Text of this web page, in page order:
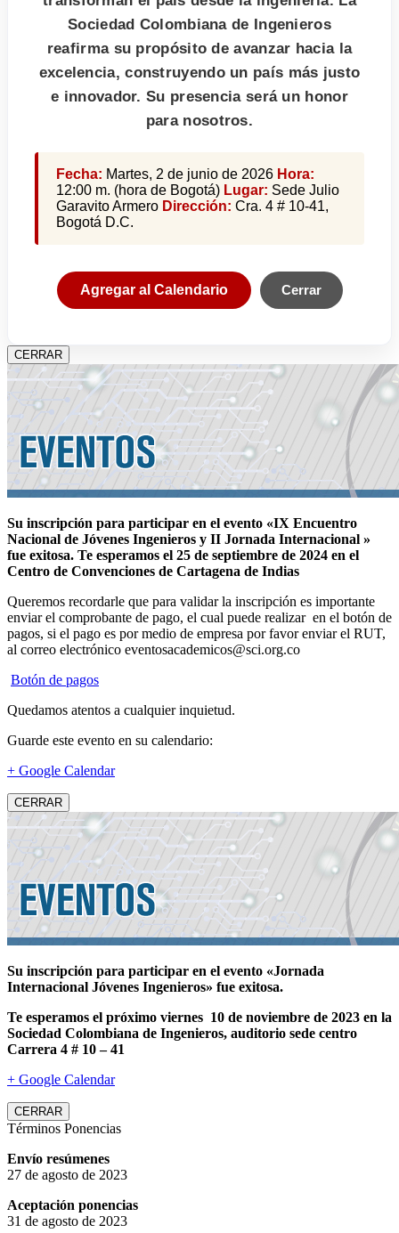
Sociedad Colombiana de Ingenieros
reafirma su propósito de avanzar hacia la
excelencia, construyendo un país más justo
e innovador. Su presencia será un honor
para nosotros.
Fecha: Martes, 2 de junio de 2026 Hora:
12:00 m. (hora de Bogotá) Lugar: Sede Julio
Garavito Armero Dirección: Cra. 4 # 10-41,
Bogotá D.C.
Agregar al Calendario Cerrar
CERRAR
Su inscripción para participar en el evento «IX Encuentro
Nacional de Jóvenes Ingenieros y II Jornada Internacional »
fue exitosa. Te esperamos el 25 de septiembre de 2024 en el
Centro de Convenciones de Cartagena de Indias
Queremos recordarle que para validar la inscripción es importante
enviar el comprobante de pago, el cual puede realizar en el botón de
pagos, si el pago es por medio de empresa por favor enviar el RUT,
al correo electrónico eventosacademicos@sci.org.co
Botón de pagos
Quedamos atentos a cualquier inquietud.
Guarde este evento en su calendario:
+ Google Calendar
CERRAR
Su inscripción para participar en el evento «Jornada
Internacional Jóvenes Ingenieros» fue exitosa.
Te esperamos el próximo viernes 10 de noviembre de 2023 en la
Sociedad Colombiana de Ingenieros, auditorio sede centro
Carrera 4 # 10 – 41
+ Google Calendar
CERRAR
Términos Ponencias
Envío resúmenes
27 de agosto de 2023
Aceptación ponencias
31 de agosto de 2023